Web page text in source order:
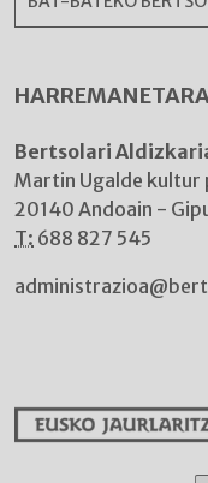
Bertsolari
Martin Ugalde kultur
20140 Andoain -
T: 688 827 545